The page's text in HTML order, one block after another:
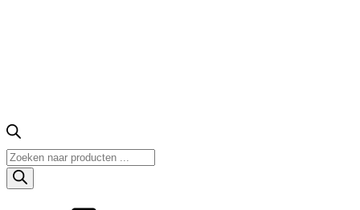
Producten
zoeken